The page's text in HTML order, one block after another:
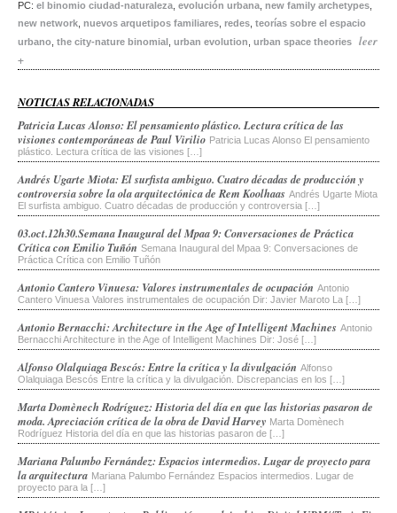
PC: el binomio ciudad-naturaleza evolución urbana new family archetypes
new network nuevos arquetipos familiares redes teorías sobre el espacio
urbano the city-nature binomial urban evolution urban space theories
leer
+
Post navigation
NOTICIAS RELACIONADAS
Patricia Lucas Alonso: El pensamiento plástico. Lectura crítica de las
visiones contemporáneas de Paul Virilio Patricia Lucas Alonso El pensamiento
plástico. Lectura crítica de las visiones […]
Andrés Ugarte Miota: El surfista ambiguo. Cuatro décadas de producción y
controversia sobre la ola arquitectónica de Rem Koolhaas Andrés Ugarte Miota
El surfista ambiguo. Cuatro décadas de producción y controversia […]
03.oct.12h30.Semana Inaugural del Mpaa 9: Conversaciones de Práctica
Crítica con Emilio Tuñón Semana Inaugural del Mpaa 9: Conversaciones de
Práctica Crítica con Emilio Tuñón
Antonio Cantero Vinuesa: Valores instrumentales de ocupación Antonio
Cantero Vinuesa Valores instrumentales de ocupación Dir: Javier Maroto La […]
Antonio Bernacchi: Architecture in the Age of Intelligent Machines Antonio
Bernacchi Architecture in the Age of Intelligent Machines Dir: José […]
Alfonso Olalquiaga Bescós: Entre la crítica y la divulgación Alfonso
Olalquiaga Bescós Entre la crítica y la divulgación. Discrepancias en los […]
Marta Domènech Rodríguez: Historia del día en que las historias pasaron de
moda. Apreciación crítica de la obra de David Harvey Marta Domènech
Rodríguez Historia del día en que las historias pasaron de […]
Mariana Palumbo Fernández: Espacios intermedios. Lugar de proyecto para
la arquitectura Mariana Palumbo Fernández Espacios intermedios. Lugar de
proyecto para la […]